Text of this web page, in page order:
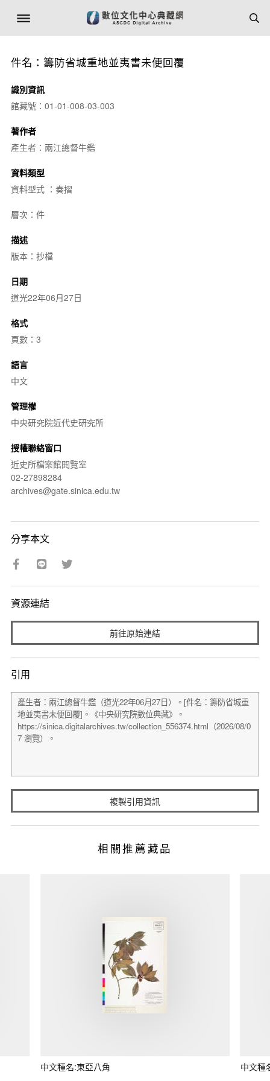
件名：籌防省城重地並夷書未便回覆
識別資訊
館藏號：01-01-008-03-003
著作者
產生者：兩江總督牛鑑
資料類型
資料型式 ：奏摺
層次：件
描述
版本：抄檔
日期
道光22年06月27日
格式
頁數：3
語言
中文
管理權
中央研究院近代史研究所
授權聯絡窗口
近史所檔案館閱覽室
02-27898284
archives@gate.sinica.edu.tw
分享本文
資源連結
前往原始連結
引用
複製引用資訊
相關推薦藏品
中文種名:東亞八角 中文種